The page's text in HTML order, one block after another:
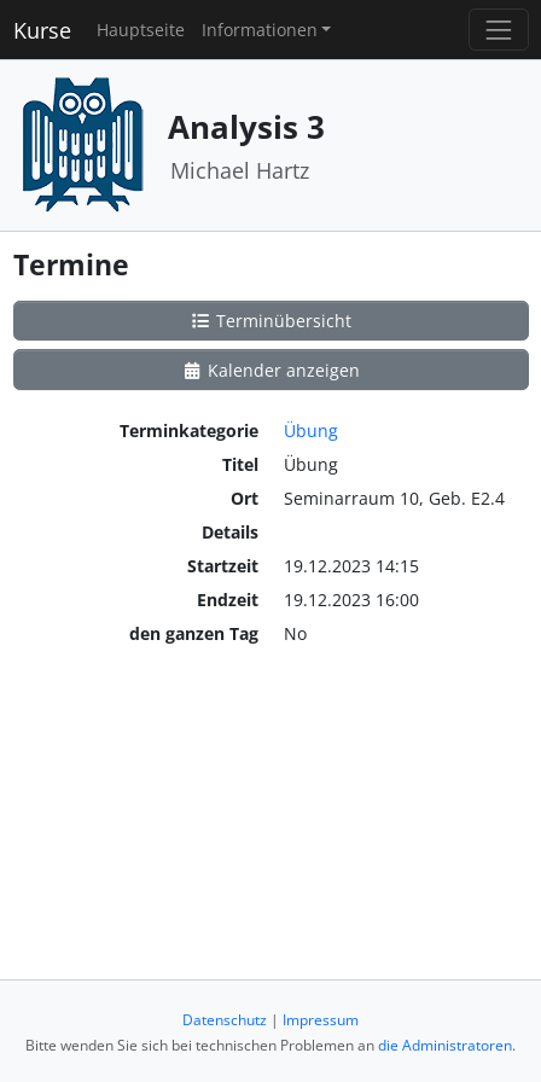
Kurse Hauptseite Informationen
Analysis 3
Michael Hartz
Termine
Terminübersicht
Kalender anzeigen
Terminkategorie
Übung
Titel
Übung
Ort
Seminarraum 10, Geb. E2.4
Details
Startzeit
19.12.2023 14:15
Endzeit
19.12.2023 16:00
den ganzen Tag
No
Datenschutz | Impressum
Bitte wenden Sie sich bei technischen Problemen andie Administratoren.